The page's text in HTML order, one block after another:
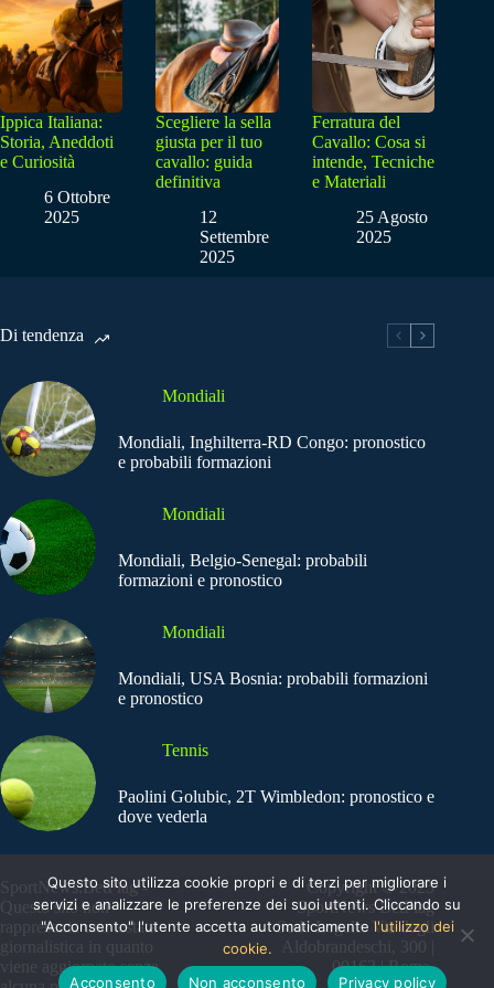
Ippica Italiana:
Storia, Aneddoti
e Curiosità
6 Ottobre
2025
Scegliere la sella
giusta per il tuo
cavallo: guida
definitiva
12
Settembre
2025
Ferratura del
Cavallo: Cosa si
intende, Tecniche
e Materiali
25 Agosto
2025
Di tendenza
Mondiali
Mondiali, Inghilterra-RD Congo: pronostico
e probabili formazioni
Mondiali
Mondiali, Belgio-Senegal: probabili
formazioni e pronostico
Mondiali
Mondiali, USA Bosnia: probabili formazioni
e pronostico
Tennis
Paolini Golubic, 2T Wimbledon: pronostico e
dove vederla
SportNews.BetFlag -
Questo sito non
rappresenta una testata
giornalistica in quanto
viene aggiornato senza
Copyright © 2025
SportNews BetFlag
Sede Legale: Via degli
Aldobrandeschi, 300 |
00163 | Roma
Questo sito utilizza cookie propri e di terzi per migliorare i
servizi e analizzare le preferenze dei suoi utenti. Cliccando su
"Acconsento" l'utente accetta automaticamente l'utilizzo dei
cookie.
Acconsento
Non acconsento Privacy policy